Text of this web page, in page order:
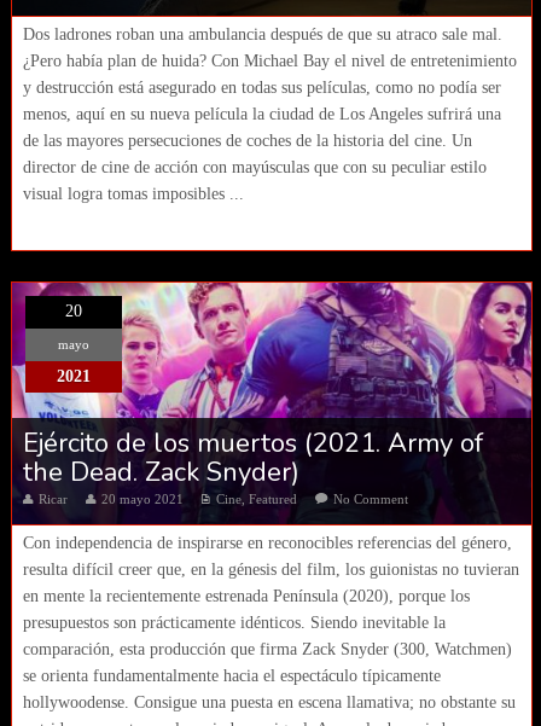
Dos ladrones roban una ambulancia después de que su atraco sale mal.
¿Pero había plan de huida? Con Michael Bay el nivel de entretenimiento
y destrucción está asegurado en todas sus películas, como no podía ser
menos, aquí en su nueva película la ciudad de Los Angeles sufrirá una
de las mayores persecuciones de coches de la historia del cine. Un
director de cine de acción con mayúsculas que con su peculiar estilo
visual logra tomas imposibles ...
20
mayo
2021
Ejército de los muertos (2021. Army of
the Dead. Zack Snyder)
Ricar 20 mayo 2021 Cine, Featured No Comment
Con independencia de inspirarse en reconocibles referencias del género,
resulta difícil creer que, en la génesis del film, los guionistas no tuvieran
en mente la recientemente estrenada Península (2020), porque los
presupuestos son prácticamente idénticos. Siendo inevitable la
comparación, esta producción que firma Zack Snyder (300, Watchmen)
se orienta fundamentalmente hacia el espectáculo típicamente
hollywoodense. Consigue una puesta en escena llamativa; no obstante su